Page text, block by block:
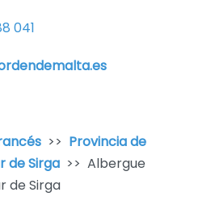
041
>> Provincia de
de Sirga >> Albergue
de Sirga